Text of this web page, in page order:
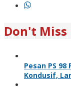
Don't Miss
Pesan PS
Kondusif,